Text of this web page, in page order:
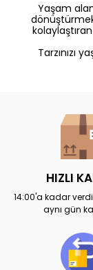
Yaşam
Tarzınızı
HIZLI
14:00'a kadar
aynı gün